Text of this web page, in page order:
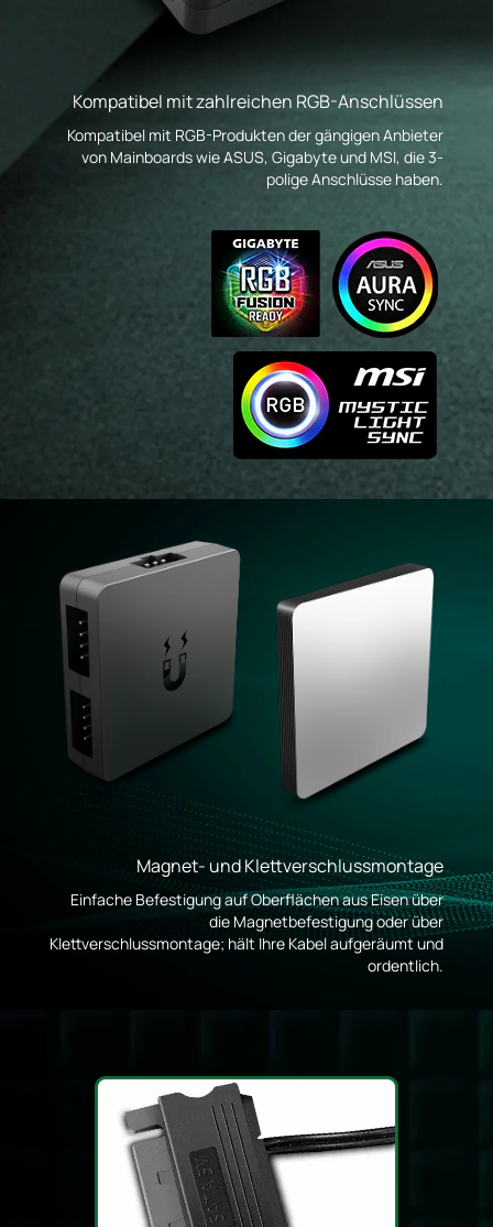
Kompatibel mit zahlreichen RGB-Anschlüssen
Kompatibel mit RGB-Produkten der gängigen Anbieter
von Mainboards wie ASUS, Gigabyte und MSI, die 3-
polige Anschlüsse haben.
Magnet- und Klettverschlussmontage
Einfache Befestigung auf Oberflächen aus Eisen über
die Magnetbefestigung oder über
Klettverschlussmontage; hält Ihre Kabel aufgeräumt und
ordentlich.